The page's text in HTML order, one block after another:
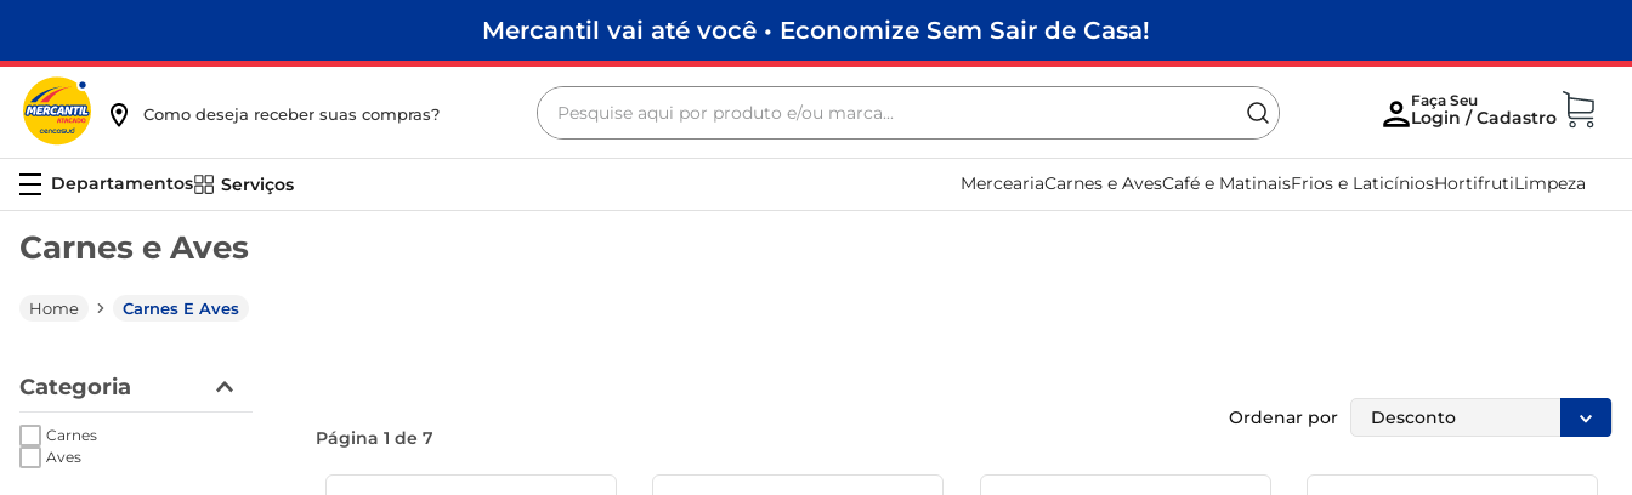
Mercantil vai até você • Economize Sem Sair de Casa!
Como deseja receber suas compras?
Pesquise aqui por produto e/ou marca...
Serviços MerceariaCarnes e AvesCafé e MatinaisFrios e LaticíniosHortifrutiLimpeza
Carnes e Aves
Carnes E Aves
Categoria
Carnes
Aves
Página 1 de 7
Ordenar por Desconto